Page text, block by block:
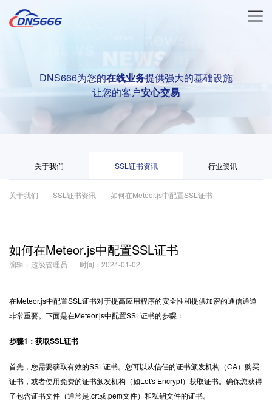
DNS666为您的在线业务提供强大的基础设施
让您的客户安心交易
关于我们 SSL证书资讯 行业资讯
关于我们 SSL证书资讯 如何在Meteor.js中配置SSL证书
如何在Meteor.js中配置SSL证书
编辑：超级管理员 时间：2024-01-02
在Meteor.js中配置SSL证书对于提高应用程序的安全性和提供加密的通信通道
非常重要。下面是在Meteor.js中配置SSL证书的步骤：
步骤1：获取SSL证书
首先，您需要获取有效的SSL证书。您可以从信任的证书颁发机构（CA）购买
证书，或者使用免费的证书颁发机构（如Let's Encrypt）获取证书。确保您获得
了包含证书文件（通常是.crt或.pem文件）和私钥文件的证书。